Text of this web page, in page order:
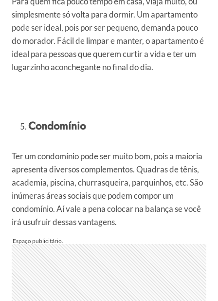
simplesmente só volta para dormir. Um apartamento
pode ser ideal, pois por ser pequeno, demanda pouco
do morador. Fácil de limpar e manter, o apartamento é
ideal para pessoas que querem curtir a vida e ter um
lugarzinho aconchegante no final do dia.
Condomínio
Ter um condomínio pode ser muito bom, pois a maioria
apresenta diversos complementos. Quadras de tênis,
academia, piscina, churrasqueira, parquinhos, etc. São
inúmeras áreas sociais que podem compor um
condomínio. Aí vale a pena colocar na balança se você
irá usufruir dessas vantagens.